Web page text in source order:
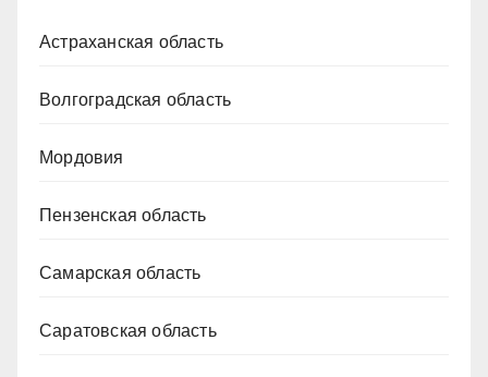
Астраханская область
Волгоградская область
Мордовия
Пензенская область
Самарская область
Саратовская область